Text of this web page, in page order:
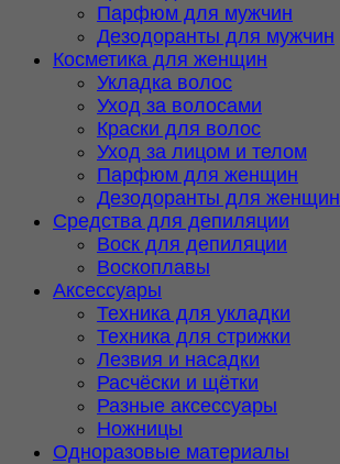
Парфюм для мужчин
Дезодоранты для мужчин
Косметика для женщин
Укладка волос
Уход за волосами
Краски для волос
Уход за лицом и телом
Парфюм для женщин
Дезодоранты для женщин
Средства для депиляции
Воск для депиляции
Воскоплавы
Аксессуары
Техника для укладки
Техника для стрижки
Лезвия и насадки
Расчёски и щётки
Разные аксессуары
Ножницы
Одноразовые материалы